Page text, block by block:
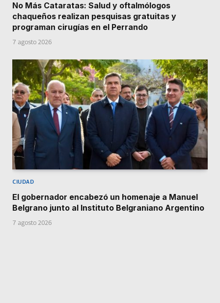
No Más Cataratas: Salud y oftalmólogos
chaqueños realizan pesquisas gratuitas y
programan cirugías en el Perrando
7 agosto 2026
CIUDAD
El gobernador encabezó un homenaje a Manuel
Belgrano junto al Instituto Belgraniano Argentino
7 agosto 2026